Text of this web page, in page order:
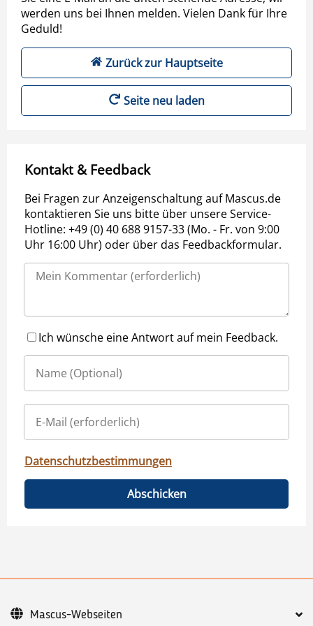
werden uns bei Ihnen melden. Vielen Dank für Ihre
Geduld!
Zurück zur Hauptseite
Seite neu laden
Kontakt & Feedback
Bei Fragen zur Anzeigenschaltung auf Mascus.de
kontaktieren Sie uns bitte über unsere Service-
Hotline: +49 (0) 40 688 9157-33 (Mo. - Fr. von 9:00
Uhr 16:00 Uhr) oder über das Feedbackformular.
Ich wünsche eine Antwort auf mein Feedback.
Datenschutzbestimmungen
Abschicken
Mascus-Webseiten